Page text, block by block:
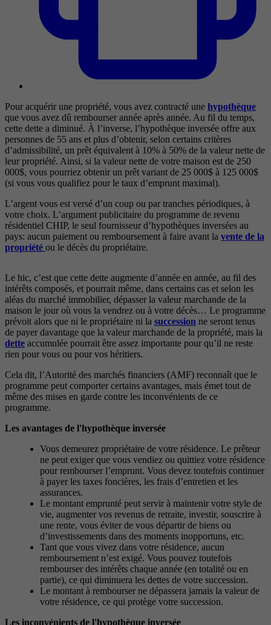
Pour acquérir une propriété, vous avez contracté une hypothèque
que vous avez dû rembourser année après année. Au fil du temps,
cette dette a diminué. À l’inverse, l’hypothèque inversée offre aux
personnes de 55 ans et plus d’obtenir, selon certains critères
d’admissibilité, un prêt équivalent à 10% à 50% de la valeur nette de
leur propriété. Ainsi, si la valeur nette de votre maison est de 250
000$, vous pourriez obtenir un prêt variant de 25 000$ à 125 000$
(si vous vous qualifiez pour le taux d’emprunt maximal).
L’argent vous est versé d’un coup ou par tranches périodiques, à
votre choix. L’argument publicitaire du programme de revenu
résidentiel CHIP, le seul fournisseur d’hypothèques inversées au
pays: aucun paiement ou remboursement à faire avant la vente de la
propriété ou le décès du propriétaire.
Le hic, c’est que cette dette augmente d’année en année, au fil des
intérêts composés, et pourrait même, dans certains cas et selon les
aléas du marché immobilier, dépasser la valeur marchande de la
maison le jour où vous la vendrez ou à votre décès… Le programme
prévoit alors que ni le propriétaire ni la succession ne seront tenus
de payer davantage que la valeur marchande de la propriété, mais la
dette accumulée pourrait être assez importante pour qu’il ne reste
rien pour vous ou pour vos héritiers.
Cela dit, l’Autorité des marchés financiers (AMF) reconnaît que le
programme peut comporter certains avantages, mais émet tout de
même des mises en garde contre les inconvénients de ce
programme.
Les avantages de l'hypothèque inversée
Vous demeurez propriétaire de votre résidence. Le prêteur
ne peut exiger que vous vendiez ou quittiez votre résidence
pour rembourser l’emprunt. Vous devez toutefois continuer
à payer les taxes foncières, les frais d’entretien et les
assurances.
Le montant emprunté peut servir à maintenir votre style de
vie, augmenter vos revenus de retraite, investir, souscrire à
une rente, vous éviter de vous départir de biens ou
d’investissements dans des moments inopportuns, etc.
Tant que vous vivez dans votre résidence, aucun
remboursement n’est exigé. Vous pouvez toutefois
rembourser des intérêts chaque année (en totalité ou en
partie), ce qui diminuera les dettes de votre succession.
Le montant à rembourser ne dépassera jamais la valeur de
votre résidence, ce qui protège votre succession.
Les inconvénients de l'hypothèque inversée